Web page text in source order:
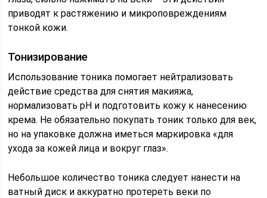
приводят к растяжению и микроповреждениям
тонкой кожи.
Тонизирование
Использование тоника помогает нейтрализовать
действие средства для снятия макияжа,
нормализовать pH и подготовить кожу к нанесению
крема. Не обязательно покупать тоник только для век,
но на упаковке должна иметься маркировка «для
ухода за кожей лица и вокруг глаз».
Небольшое количество тоника следует нанести на
ватный диск и аккуратно протереть веки по